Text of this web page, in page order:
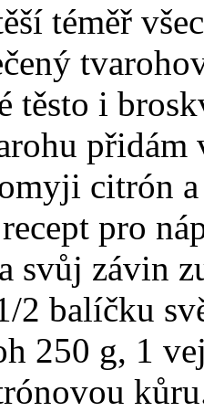
téměř
těsto i
citrón
pro
svůj závin
2 balíčku
250 g, 1